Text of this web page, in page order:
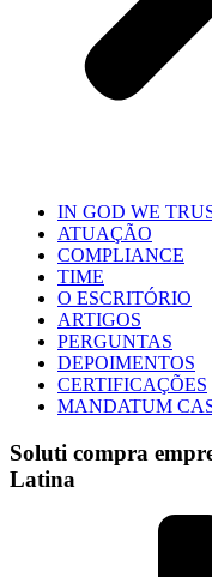
IN GOD WE
ATUAÇÃO
COMPLIANCE
TIME
O ESCRITÓRIO
ARTIGOS
PERGUNTAS
DEPOIMENTOS
CERTIFICAÇÕES
MANDATUM
Soluti compra
Latina